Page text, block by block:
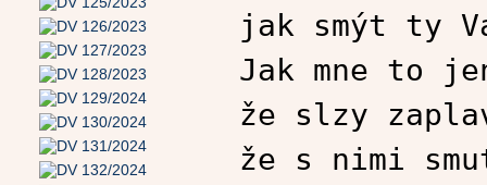
jak smýt ty
Jak mne to
že slzy
že s nimi